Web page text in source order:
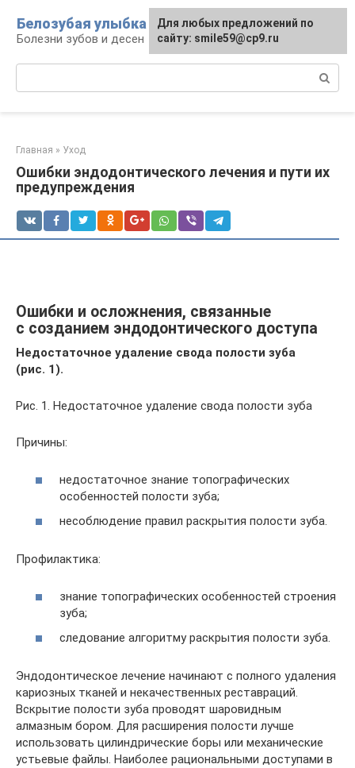
контенту
Белозубая улыбка
Болезни зубов и десен
Главная » Уход
Ошибки эндодонтического лечения и пути их
предупреждения
Ошибки и осложнения, связанные
с созданием эндодонтического доступа
Недостаточное удаление свода полости зуба
(рис. 1).
Рис. 1. Недостаточное удаление свода полости зуба
Причины:
недостаточное знание топографических
особенностей полости зуба;
несоблюдение правил раскрытия полости зуба.
Профилактика:
знание топографических особенностей строения
зуба;
следование алгоритму раскрытия полости зуба.
Эндодонтическое лечение начинают с полного удаления
кариозных тканей и некачественных реставраций.
Вскрытие полости зуба проводят шаровидным
алмазным бором. Для расширения полости лучше
использовать цилиндрические боры или механические
устьевые файлы. Наиболее рациональными доступами в
Для любых предложений по
сайту: smile59@cp9.ru